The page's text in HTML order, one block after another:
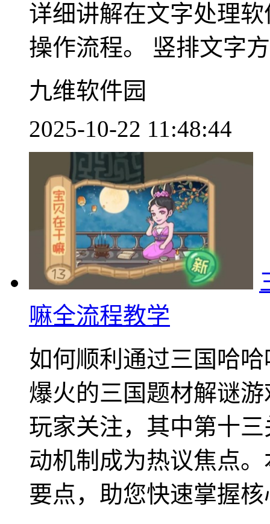
详细讲解在文字处理
操作流程。 竖排文字
九维软件园
2025-10-22 11:48:44
嘛全流程教学
如何顺利通过三国哈
爆火的三国题材解谜
玩家关注，其中第十
动机制成为热议焦点
要点，助您快速掌握核